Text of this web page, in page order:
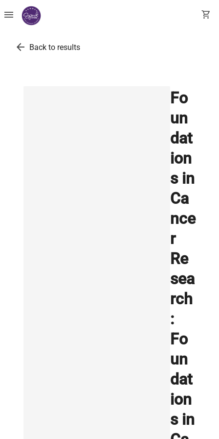
menu shopping_cart
arrow_back Back to results
Fo
un
dat
ion
s in
Ca
nce
r
Re
sea
rch
:
Fo
un
dat
ion
s in